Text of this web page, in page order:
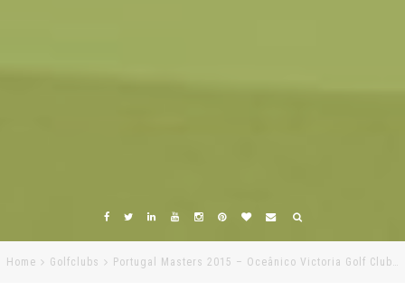
Home Golfclubs Portugal Masters 2015 – Oceânico Victoria Golf Club…